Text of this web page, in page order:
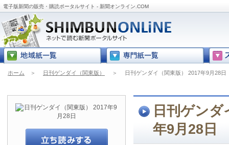
電子版新聞の販売・購読ポータルサイト - 新聞オンライン.COM
ホーム ＞ 日刊ゲンダイ（関東版） ＞ 日刊ゲンダイ（関東版） 2017年9月28日
日刊ゲン
年9月28日